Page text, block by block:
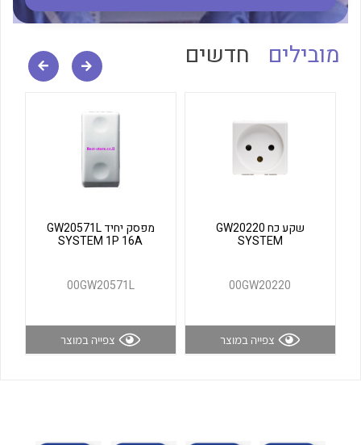
לכל מוצרי היצרן לכל מוצרי היצרן
מובילים חדשים
שקע כח GW20220
SYSTEM
00GW20220
צפייה במוצר
מפסק יחיד GW20571L
SYSTEM 1P 16A
00GW20571L
צפייה במוצר